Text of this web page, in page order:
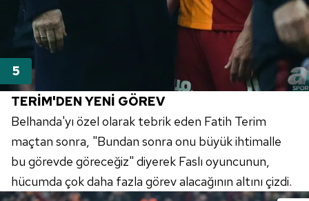
TERİM'DEN YENİ GÖREV
Belhanda'yı özel olarak tebrik eden Fatih Terim
maçtan sonra, "Bundan sonra onu büyük ihtimalle
bu görevde göreceğiz" diyerek Faslı oyuncunun,
hücumda çok daha fazla görev alacağının altını çizdi.